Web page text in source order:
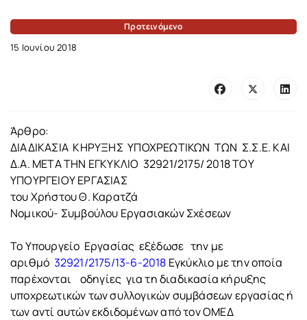
Προτεινόμενο
15 Ιουνίου 2018
Άρθρο:
ΔΙΑΔΙΚΑΣΙΑ ΚΗΡΥΞΗΣ ΥΠΟΧΡΕΩΤΙΚΩΝ ΤΩΝ Σ.Σ.Ε. ΚΑΙ
Δ.Α. ΜΕΤΑ ΤΗΝ ΕΓΚΥΚΛΙΟ 32921/2175/ 2018 ΤΟΥ
ΥΠΟΥΡΓΕΙΟΥ ΕΡΓΑΣΙΑΣ
του Χρήστου Θ. Καρατζά
Νομικού- Συμβούλου Εργασιακών Σχέσεων
Το Υπουργείο Εργασίας εξέδωσε την με
αριθμό 32921/2175/13-6-2018 Εγκύκλιο με την οποία
παρέχονται οδηγίες για τη διαδικασία κήρυξης
υποχρεωτικών των συλλογικών συμβάσεων εργασίας ή
των αντί αυτών εκδιδομένων από τον ΟΜΕΔ